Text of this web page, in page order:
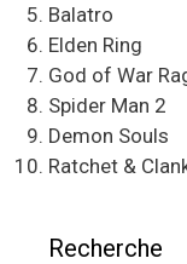
Balatro
Elden Ring
God of War
Spider Man 2
Demon Souls
Ratchet &
Recherche